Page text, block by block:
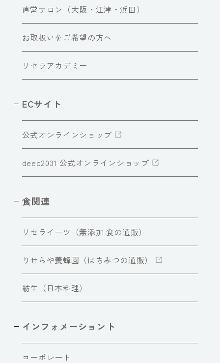
直営サロン（大阪・江津・浜田）
お取扱いをご希望の方へ
リセラアカデミー
ECサイト
公式オンラインショップ
deep2031 公式オンラインショップ
食関連
リセライーツ（無添加 食の通販）
りせらや養蜂園（はちみつの通販）
紡生（日本料理）
インフォメーショント
コーポレート